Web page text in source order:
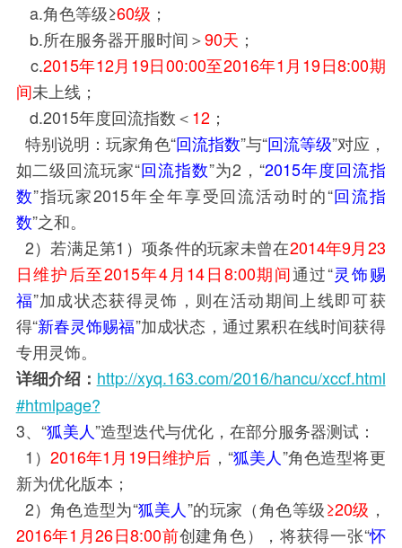
a.角色等级≥60级 ；
b.所在服务器开服时间＞90天 ；
c.2015年12月19日00:00至2016年1月19日8:00期
间未上线；
d.2015年度回流指数＜12 ；
特别说明：玩家角色“回流指数”与“回流等级”对应，
如二级回流玩家“回流指数”为2，“2015年度回流指
数”指玩家2015年全年享受回流活动时的“回流指
数”之和。
2）若满足第1）项条件的玩家未曾在2014年9月23
日维护后至2015年4月14日8:00期间通过“灵饰赐
福”加成状态获得灵饰，则在活动期间上线即可获
得“新春灵饰赐福”加成状态，通过累积在线时间获得
专用灵饰。
详细介绍： http://xyq.163.com/2016/hancu/xccf.html
#htmlpage?
3、“狐美人”造型迭代与优化，在部分服务器测试：
1） 2016年1月19日维护后 ，“狐美人”角色造型将更
新为优化版本；
2）角色造型为“狐美人”的玩家（角色等级≥20级 ，
2016年1月26日8:00前创建角色），将获得一张“怀